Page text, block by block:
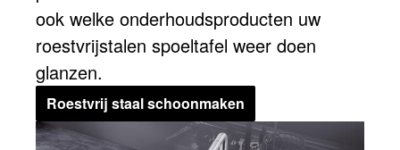
ook welke onderhoudsproducten uw
roestvrijstalen spoeltafel weer doen
glanzen.
Roestvrij staal schoonmaken